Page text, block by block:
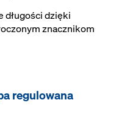
długości dzięki
znacznikom
regulowana